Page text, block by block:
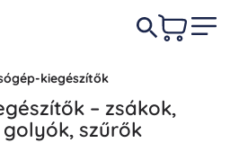
kiegészítők
– zsákok,
szűrők